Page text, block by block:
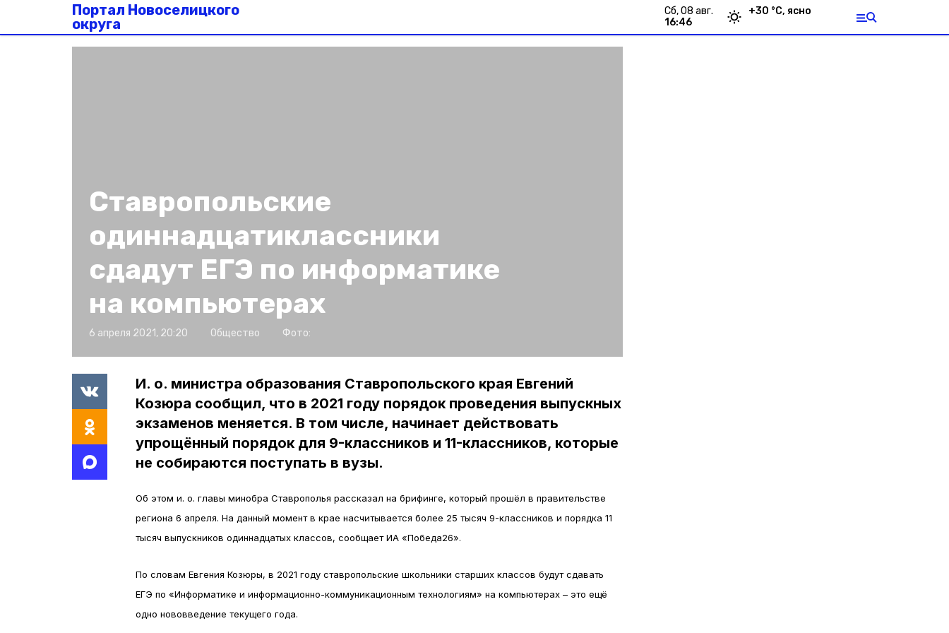
Портал Новоселицкого
округа
сб, 08 авг.
16:46
+30 °С, ясно
Ставропольские
одиннадцатиклассники
сдадут ЕГЭ по информатике
на компьютерах
6 апреля 2021, 20:20 Общество Фото:
И. о. министра образования Ставропольского края Евгений
Козюра сообщил, что в 2021 году порядок проведения выпускных
экзаменов меняется. В том числе, начинает действовать
упрощённый порядок для 9-классников и 11-классников, которые
не собираются поступать в вузы.
Об этом и. о. главы минобра Ставрополья рассказал на брифинге, который прошёл в правительстве
региона 6 апреля. На данный момент в крае насчитывается более 25 тысяч 9-классников и порядка 11
тысяч выпускников одиннадцатых классов, сообщает ИА «Победа26».
По словам Евгения Козюры, в 2021 году ставропольские школьники старших классов будут сдавать
ЕГЭ по «Информатике и информационно-коммуникационным технологиям» на компьютерах – это ещё
одно нововведение текущего года.